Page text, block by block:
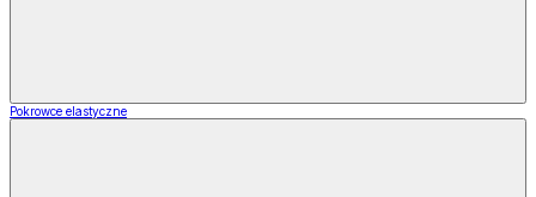
Pokrowce elastyczne